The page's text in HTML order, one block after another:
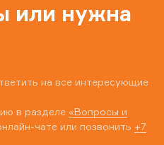
или нужна
на все интересующие
в разделе «Вопросы и
чате или позвонить +7